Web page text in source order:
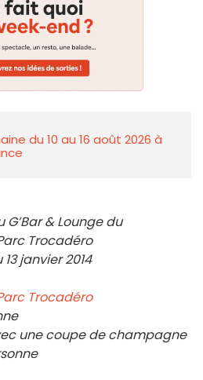
du 10 au 16 août 2026 à
G’Bar & Lounge du
Trocadéro
janvier 2014
Trocadéro
une coupe de champagne